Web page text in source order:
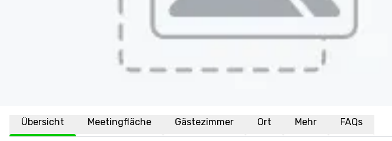
Übersicht Meetingfläche Gästezimmer Ort Mehr FAQs